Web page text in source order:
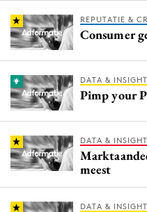
REPUTATIE &
Consumer
DATA &
Pimp your
DATA &
meest
DATA &